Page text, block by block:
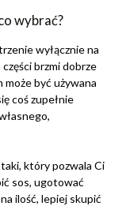
wybrać?
wyłącznie na
brzmi dobrze
może być używana
coś zupełnie
który pozwala Ci
sos, ugotować
ilość, lepiej skupić